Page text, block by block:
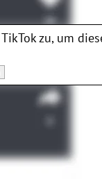
TikTokzu, um